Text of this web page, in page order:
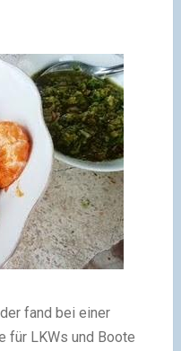
fand bei einer
für LKWs und Boote